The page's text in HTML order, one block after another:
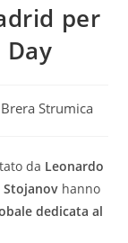
per
Brera Strumica
da Leonardo
Stojanov hanno
dedicata al